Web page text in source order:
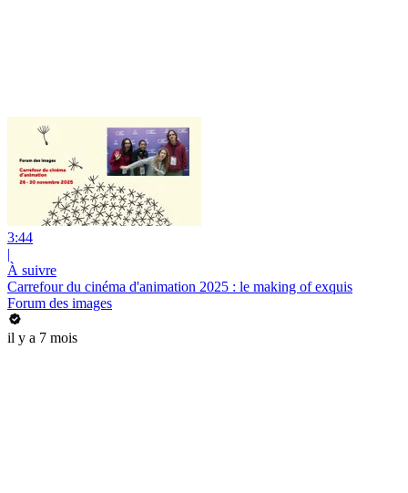
3:44
|
À suivre
Carrefour du cinéma d'animation 2025 : le making of exquis
Forum des images
il y a 7 mois